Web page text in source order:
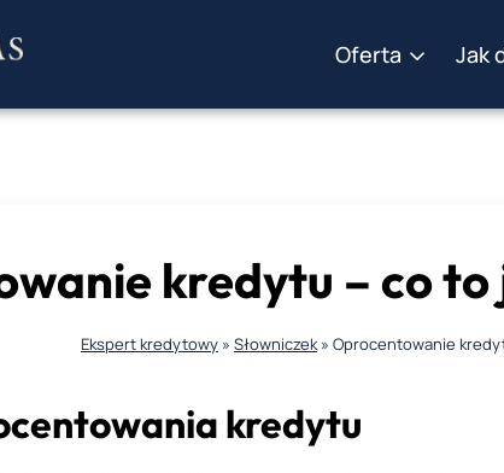
Oferta Jak
kredytu – co to
Ekspert kredytowy » Słowniczek» Oprocentowanie
kredytu